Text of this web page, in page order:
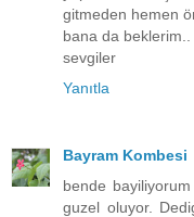
gitmeden hemen
bana da beklerim..
sevgiler
Yanıtla
Bayram Kombesi
bende
guzel oluyor.